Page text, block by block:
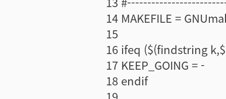
14 MAKEFILE =
15
16 ifeq ($(findstring
17 KEEP_GOING = -
18 endif